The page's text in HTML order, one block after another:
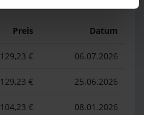
Preis Datum
129,23 € 06.07.2026
129,23 € 25.06.2026
104,23 € 08.01.2026